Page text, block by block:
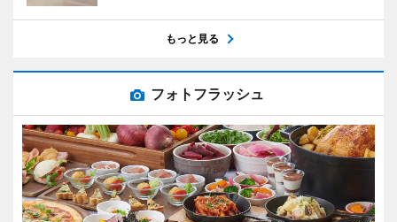
もっと見る
フォトフラッシュ